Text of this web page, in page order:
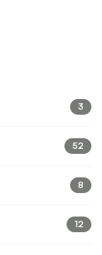
3
52
8
12